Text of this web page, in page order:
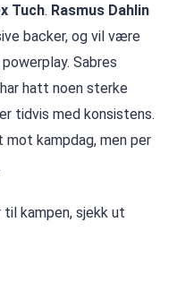
Tuch. Rasmus Dahlin
backer, og vil være
Sabres
har hatt noen sterke
tidvis med konsistens.
mot kampdag, men per
kampen, sjekk ut